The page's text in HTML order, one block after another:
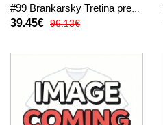
#99 Brankarsky Tretina pre
deti 2025-26 Krátky Rukáv (+
39.45€ 96.13€